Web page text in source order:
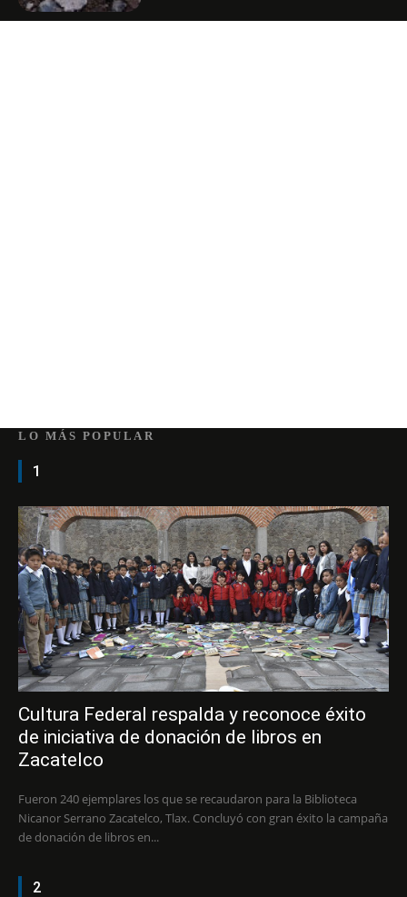
LO MÁS POPULAR
1
Cultura Federal respalda y reconoce éxito
de iniciativa de donación de libros en
Zacatelco
Fueron 240 ejemplares los que se recaudaron para la Biblioteca
Nicanor Serrano Zacatelco, Tlax. Concluyó con gran éxito la campaña
de donación de libros en...
2